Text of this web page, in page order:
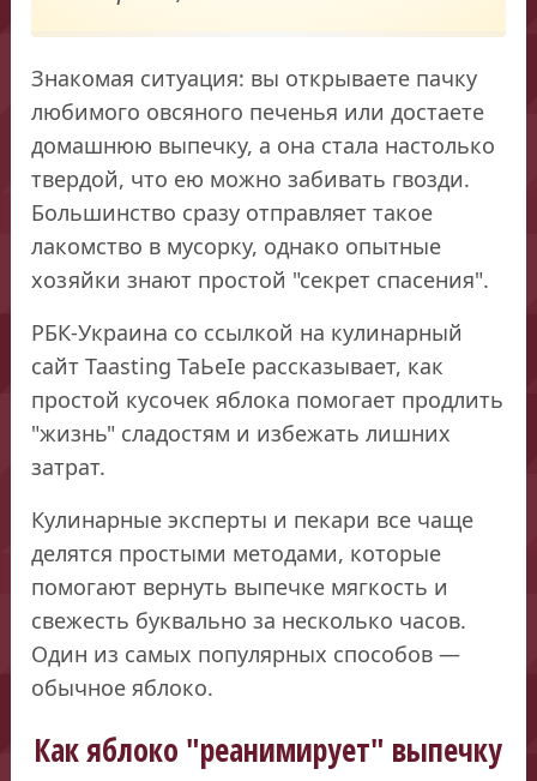
Знакомая ситуация: вы открываете пачку
любимого овсяного печенья или достаете
домашнюю выпечку, а она стала настолько
твердой, что ею можно забивать гвозди.
Большинство сразу отправляет такое
лакомство в мусорку, однако опытные
хозяйки знают простой "секрет спасения".
РБК-Украина со ссылкой на кулинарный
сайт Таasting ТаЬеІе рассказывает, как
простой кусочек яблока помогает продлить
"жизнь" сладостям и избежать лишних
затрат.
Кулинарные эксперты и пекари все чаще
делятся простыми методами, которые
помогают вернуть выпечке мягкость и
свежесть буквально за несколько часов.
Один из самых популярных способов —
обычное яблоко.
Как яблоко "реанимирует" выпечку